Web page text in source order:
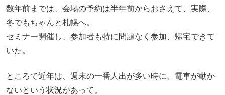
数年前までは、会場の予約は半年前からおさえて、実際、
冬でもちゃんと札幌へ。
セミナー開催し、参加者も特に問題なく参加、帰宅できて
いた。
ところで近年は、週末の一番人出が多い時に、電車が動か
ないという状況があって。